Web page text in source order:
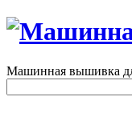
Машинная вышивка